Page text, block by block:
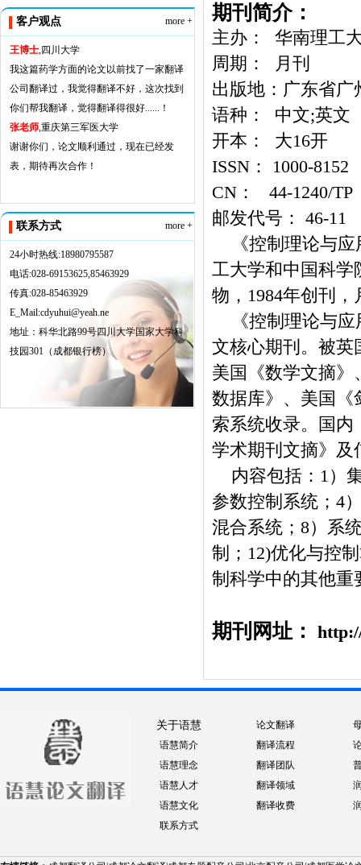
客户观点 more +
王博士,四川大学
我这篇药学方面的论文以前找了一家翻译
公司翻译过，我觉得翻译不好，这次找到
你们帮我翻译，觉得翻译得很好......！
张老师,重庆第三军医大学
谢谢你们，论文顺利通过，现在已经发
表，期待再次合作！
联系方式 more +
24小时热线:18980795587
电话:028-69153625,85463929
传真:028-85463929
E_Mail:cdyuhui@yeah.ne
地址：科华北路99号四川大学国家大学科
技园301（成都银行榜）
期刊简介：
主办： 华南理工
周期： 月刊
出版地：广东省广
语种： 中文;英文
开本： 大16开
ISSN： 1000-8152
CN： 44-1240/TP
邮发代号： 46-11
《控制理论与应
工大学和中国科学
物，1984年创刊
《控制理论与应
文核心期刊。被英
美国《数学文摘》
数据库》、美国《
索系统收录。国内
学术期刊文摘》及
内容包括：1）
参数控制系统；4
混合系统；8）系
制；12)优化与控
制科学中的其他重
期刊网址：
关于语慧
语慧简介
语慧理念
语慧人才
语慧文化
联系方式
论文翻译
翻译流程
翻译团队
翻译领域
翻译收费